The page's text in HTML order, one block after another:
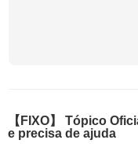
【FIXO】 Tópico
e precisa de ajuda